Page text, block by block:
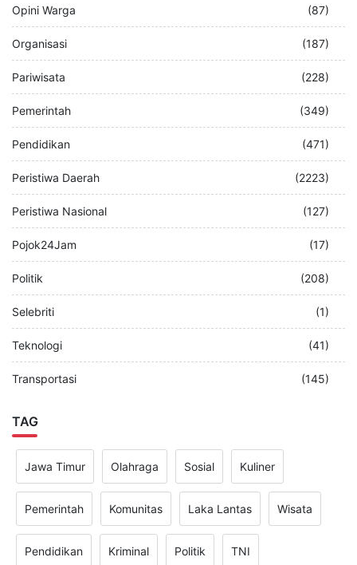
Opini Warga (87)
Organisasi (187)
Pariwisata (228)
Pemerintah (349)
Pendidikan (471)
Peristiwa Daerah (2223)
Peristiwa Nasional (127)
Pojok24Jam (17)
Politik (208)
Selebriti (1)
Teknologi (41)
Transportasi (145)
TAG
Jawa Timur Olahraga Sosial Kuliner
Pemerintah Komunitas Laka Lantas Wisata
Pendidikan Kriminal Politik TNI